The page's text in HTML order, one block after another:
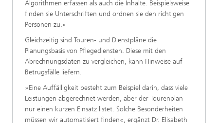
Algorithmen erfassen als auch die Inhalte. Beispielsweise
finden sie Unterschriften und ordnen sie den richtigen
Personen zu.«
Gleichzeitig sind Touren- und Dienstpläne die
Planungsbasis von Pflegediensten. Diese mit den
Abrechnungsdaten zu vergleichen, kann Hinweise auf
Betrugsfälle liefern.
»Eine Auffälligkeit besteht zum Beispiel darin, dass viele
Leistungen abgerechnet werden, aber der Tourenplan
nur einen kurzen Einsatz listet. Solche Besonderheiten
müssen wir automatisiert finden«, ergänzt Dr. Elisabeth